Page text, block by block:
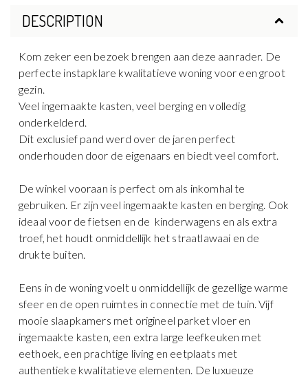
DESCRIPTION
Kom zeker een bezoek brengen aan deze aanrader. De
perfecte instapklare kwalitatieve woning voor een groot
gezin.
Veel ingemaakte kasten, veel berging en volledig
onderkelderd.
Dit exclusief pand werd over de jaren perfect
onderhouden door de eigenaars en biedt veel comfort.
De winkel vooraan is perfect om als inkomhal te
gebruiken. Er zijn veel ingemaakte kasten en berging. Ook
ideaal voor de fietsen en de kinderwagens en als extra
troef, het houdt onmiddellijk het straatlawaai en de
drukte buiten.
Eens in de woning voelt u onmiddellijk de gezellige warme
sfeer en de open ruimtes in connectie met de tuin. Vijf
mooie slaapkamers met origineel parket vloer en
ingemaakte kasten, een extra large leefkeuken met
eethoek, een prachtige living en eetplaats met
authentieke kwalitatieve elementen. De luxueuze